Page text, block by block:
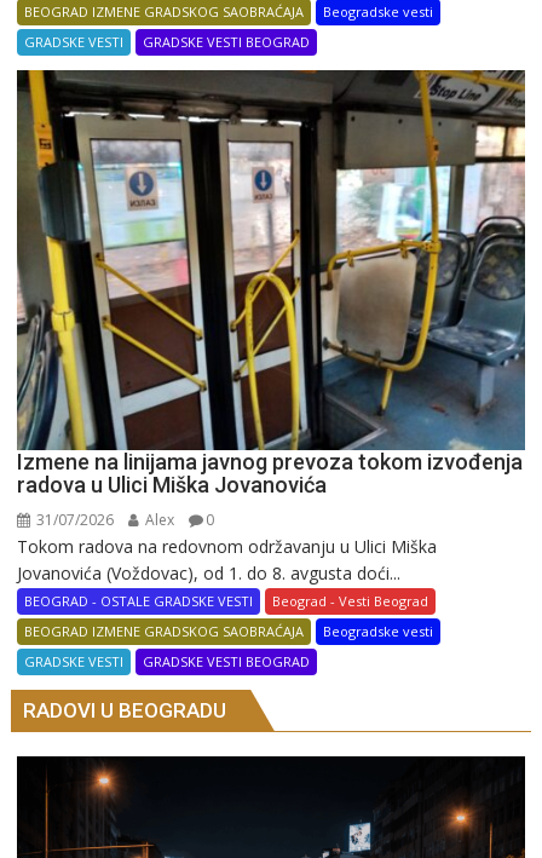
BEOGRAD IZMENE GRADSKOG SAOBRAĆAJA
Beogradske vesti
GRADSKE VESTI
GRADSKE VESTI BEOGRAD
Izmene na linijama javnog prevoza tokom izvođenja
radova u Ulici Miška Jovanovića
31/07/2026 Alex 0
Tokom radova na redovnom održavanju u Ulici Miška
Jovanovića (Voždovac), od 1. do 8. avgusta doći...
BEOGRAD - OSTALE GRADSKE VESTI
Beograd - Vesti Beograd
BEOGRAD IZMENE GRADSKOG SAOBRAĆAJA
Beogradske vesti
GRADSKE VESTI
GRADSKE VESTI BEOGRAD
RADOVI U BEOGRADU